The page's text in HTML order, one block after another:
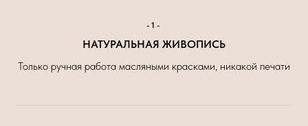
-1-
НАТУРАЛЬНАЯ ЖИВОПИСЬ
Только ручная работа масляными красками, никакой печати